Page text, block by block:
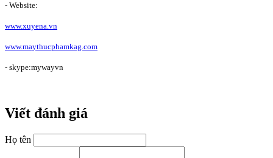
- Website:
www.xuyena.vn
www.maythucphamkag.com
- skype:mywayvn
Viết đánh giá
Họ tên